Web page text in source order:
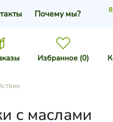
Избранное (0)
Почему мы?
с маслами